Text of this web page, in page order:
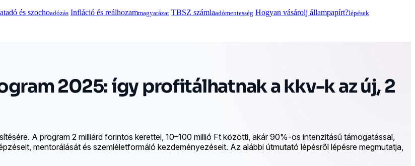
és szochoadózás Infláció és reálhozammagyarázat TBSZ számlaadómentesség Hogyan vásárolj állampapírt?lépések
2025: így profitálhatnak a kkv-k az új, 2
A program 2 milliárd forintos kerettel, 10–100 millió Ft közötti, akár 90%-os intenzitású támogatással,
mentorálását és szemléletformáló kezdeményezéseit. Az alábbi útmutató lépésről lépésre megmutatja,